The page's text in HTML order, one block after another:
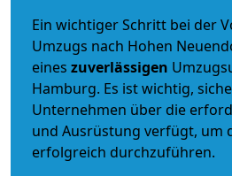
Ein wichtiger Schritt bei der
Umzugs nach Hohen
eines zuverlässigen
Hamburg. Es ist wichtig,
Unternehmen über die
und Ausrüstung verfügt, um
erfolgreich durchzuführen.